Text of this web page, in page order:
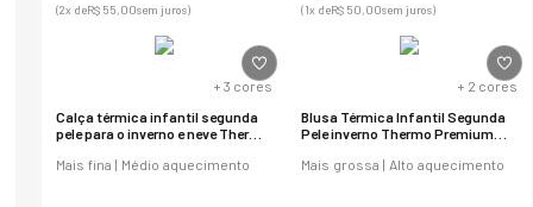
(2x deR$ 55,00sem juros) (1x deR$ 50,00sem juros)
+ 3 cores
Calça térmica infantil segunda
pele para o inverno e neve Thermo
Mais fina | Médio aquecimento
+ 2 cores
Blusa Térmica Infantil Segunda
Pele inverno Thermo Premium
Mais grossa | Alto aquecimento